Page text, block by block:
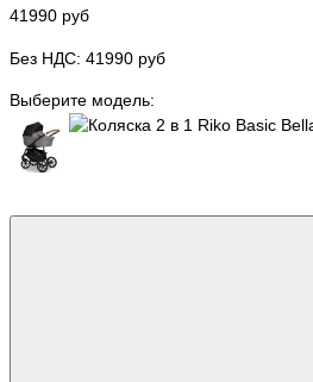
41990 руб
Без НДС: 41990 руб
Выберите модель: